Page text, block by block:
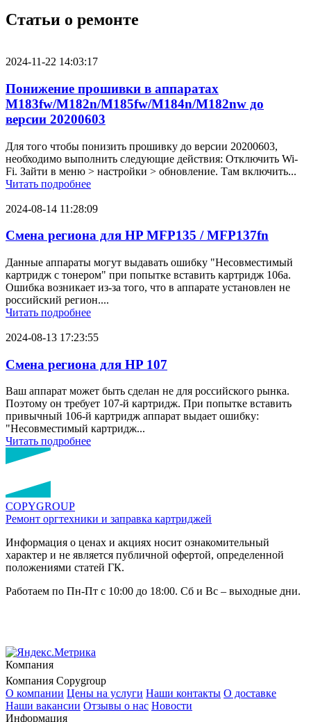
Статьи о ремонте
2024-11-22 14:03:17
Понижение прошивки в аппаратах
M183fw/M182n/M185fw/M184n/M182nw до
версии 20200603
Для того чтобы понизить прошивку до версии 20200603,
необходимо выполнить следующие действия: Отключить Wi-
Fi. Зайти в меню > настройки > обновление. Там включить...
Читать подробнее
2024-08-14 11:28:09
Смена региона для HP MFP135 / MFP137fn
Данные аппараты могут выдавать ошибку "Несовместимый
картридж с тонером" при попытке вставить картридж 106a.
Ошибка возникает из-за того, что в аппарате установлен не
российский регион....
Читать подробнее
2024-08-13 17:23:55
Смена региона для HP 107
Ваш аппарат может быть сделан не для российского рынка.
Поэтому он требует 107-й картридж. При попытке вставить
привычный 106-й картридж аппарат выдает ошибку:
"Несовместимый картридж...
Читать подробнее
COPYGROUP
Ремонт оргтехники и заправка картриджей
Информация о ценах и акциях носит ознакомительный
характер и не является публичной офертой, определенной
положениями статей ГК.
Работаем по Пн-Пт с 10:00 до 18:00. Сб и Вс – выходные дни.
Компания
Компания Copygroup
О компании Цены на услуги Наши контакты О доставке
Наши вакансии Отзывы о нас Новости
Информация